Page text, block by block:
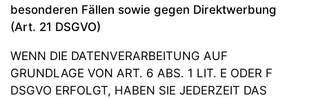
besonderen Fällen sowie gegen Direktwerbung
(Art. 21 DSGVO)
WENN DIE DATENVERARBEITUNG AUF
GRUNDLAGE VON ART. 6 ABS. 1 LIT. E ODER F
DSGVO ERFOLGT, HABEN SIE JEDERZEIT DAS